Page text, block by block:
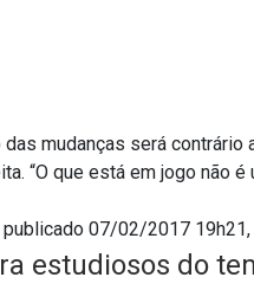
mudanças será contrário
“O que está em jogo não
publicado 07/02/2017 19h21,
estudiosos do